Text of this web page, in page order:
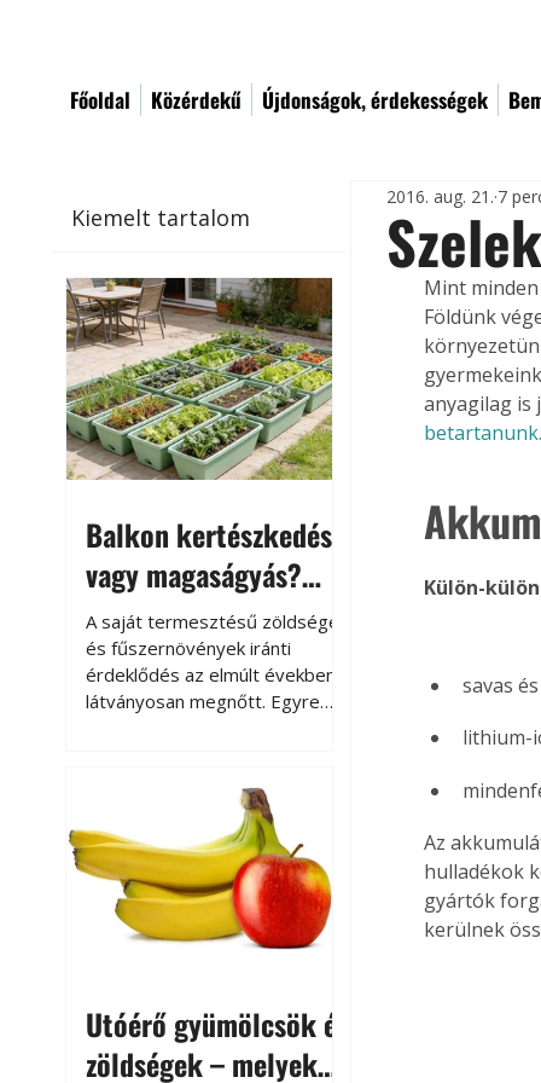
Főoldal Közérdekű Újdonságok, érdekességek
Kiemelt tartalom
Balkon kertészkedés
vagy magaságyás?
Helytakarékos
kertészkedés
A saját termesztésű zöldségek
és fűszernövények iránti
érdeklődés az elmúlt években
látványosan megnőtt. Egyre
kertészkedés sokak számára
kikapcsolódást és feltöltődést
is jelent.
Utóérő gyümölcsök és
zöldségek – melyek
2016. aug. 21. 7
Mint
Földünk
anyagilag is
betartanunk.
Külön-
savas
lithium-
Az
hulladékok
gyártók
kerülnek